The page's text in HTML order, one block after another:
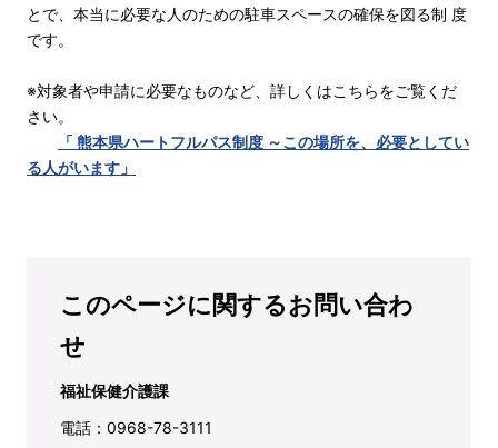
とで、本当に必要な人のための駐車スペースの確保を図る制 度
です。
※対象者や申請に必要なものなど、詳しくはこちらをご覧くだ
さい。
「 熊本県ハートフルパス制度 ～この場所を、必要としてい
る人がいます」
このページに関するお問い合わ
せ
福祉保健介護課
電話：0968-78-3111